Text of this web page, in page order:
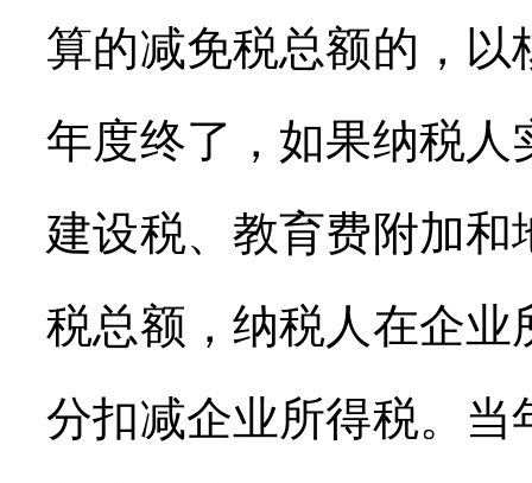
算的减免税总额的，
年度终了，如果纳税
建设税、教育费附加
税总额，纳税人在企
分扣减企业所得税。